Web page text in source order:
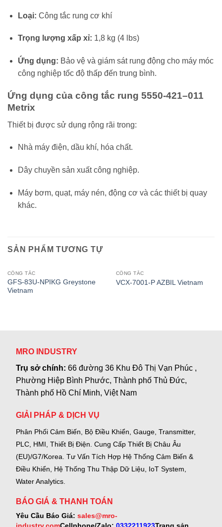
Loại: Công tắc rung cơ khí
Trọng lượng xấp xỉ: 1,8 kg (4 lbs)
Ứng dụng: Bảo vệ và giám sát rung động cho máy móc
công nghiệp tốc độ thấp đến trung bình.
Ứng dụng của công tắc rung 5550-421–011
Metrix
Thiết bị được sử dụng rộng rãi trong:
Nhà máy điện, dầu khí, hóa chất.
Dây chuyền sản xuất công nghiệp.
Máy bơm, quạt, máy nén, động cơ và các thiết bị quay
khác.
SẢN PHẨM TƯƠNG TỰ
CÔNG TẮC
GFS-83U-NPIKG Greystone
Vietnam
CÔNG TẮC
VCX-7001-P AZBIL Vietnam
MRO INDUSTRY
Trụ sở chính:66 đường 36 Khu Đô Thị Vạn Phúc ,
Phường Hiệp Bình Phước, Thành phố Thủ Đức,
Thành phố Hồ Chí Minh, Việt Nam
GIẢI PHÁP & DỊCH VỤ
Phân Phối Cảm Biến, Bộ Điều Khiển, Gauge, Transmitter,
PLC, HMI, Thiết Bị Điện. Cung Cấp Thiết Bị Châu Âu
(EU)/G7/Korea. Tư Vấn Tích Hợp Hệ Thống Cảm Biến &
Điều Khiển, Hệ Thống Thu Thập Dữ Liệu, IoT System,
Water Analytics.
BÁO GIÁ & THANH TOÁN
Yêu Cầu Báo Giá: sales@mro-